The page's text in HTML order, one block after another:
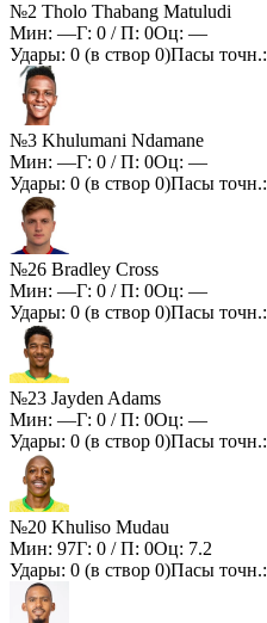
№2 Tholo Thabang Matuludi
Мин: —Г: 0 / П: 0Оц: —
Удары: 0 (в створ 0)Пасы точн.:
№3 Khulumani Ndamane
Мин: —Г: 0 / П: 0Оц: —
Удары: 0 (в створ 0)Пасы точн.:
№26 Bradley Cross
Мин: —Г: 0 / П: 0Оц: —
Удары: 0 (в створ 0)Пасы точн.:
№23 Jayden Adams
Мин: —Г: 0 / П: 0Оц: —
Удары: 0 (в створ 0)Пасы точн.:
№20 Khuliso Mudau
Мин: 97Г: 0 / П: 0Оц: 7.2
Удары: 0 (в створ 0)Пасы точн.: